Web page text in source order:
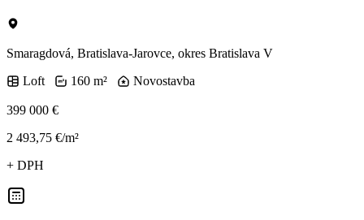
Smaragdová, Bratislava-Jarovce, okres Bratislava V
Loft
160 m² Novostavba
399 000 €
2 493,75 €/m²
+ DPH